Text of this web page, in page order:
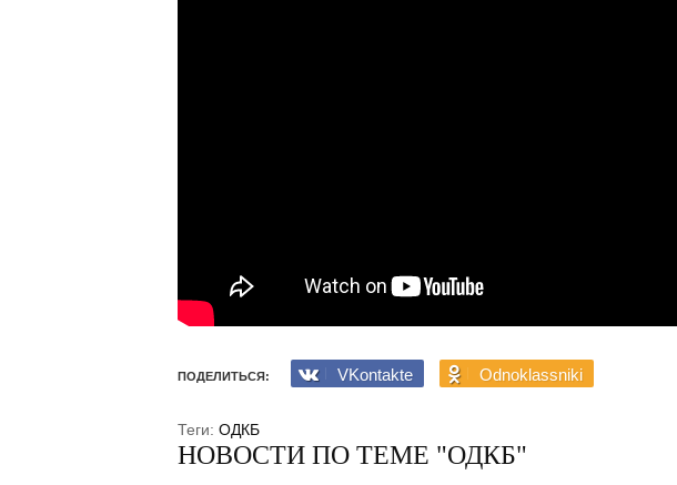
ПОДЕЛИТЬСЯ: VKontakte Odnoklassniki
Теги: ОДКБ
НОВОСТИ ПО ТЕМЕ "ОДКБ"